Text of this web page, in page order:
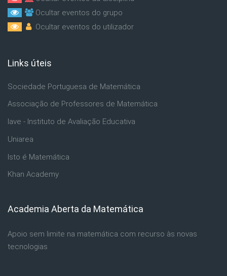
Ocultar eventos do grupo
Ocultar eventos do utilizador
Ignorar Links úteis
Links úteis
Sociedade Portuguesa de Matemática
Associação de Professores de Matemática
Iave - Instituto de Avaliação Educativa
Uniarea
Isto é Matemática
Khan Academy
Ignorar Academia Aberta da Matemática
Academia Aberta da Matemática
Apoio sem limite na matemática com recurso às novas
tecnologias